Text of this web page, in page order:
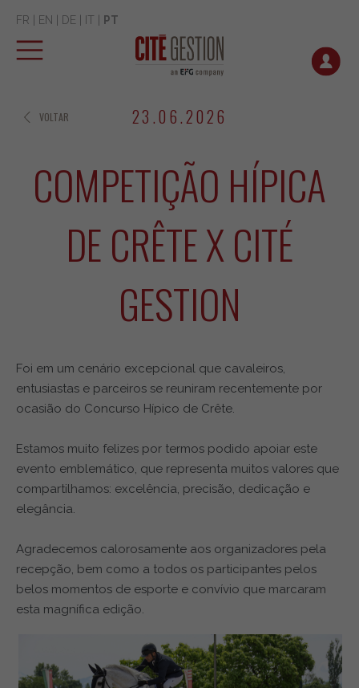
FR EN DE IT PT
23.06.2026
COMPETIÇÃO HÍPICA
DE CRÊTE X CITÉ
GESTION
Foi em um cenário excepcional que cavaleiros,
entusiastas e parceiros se reuniram recentemente por
ocasião do Concurso Hípico de Crête.
Estamos muito felizes por termos podido apoiar este
evento emblemático, que representa muitos valores que
compartilhamos: excelência, precisão, dedicação e
elegância.
Agradecemos calorosamente aos organizadores pela
recepção, bem como a todos os participantes pelos
belos momentos de esporte e convívio que marcaram
esta magnífica edição.
VOLTAR